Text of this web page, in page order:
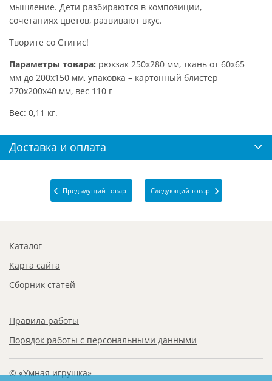
мышление. Дети разбираются в композиции,
сочетаниях цветов, развивают вкус.
Творите со Стигис!
Параметры товара: рюкзак 250х280 мм, ткань от 60х65
мм до 200х150 мм, упаковка – картонный блистер
270х200х40 мм, вес 110 г
Вес: 0,11 кг.
Доставка и оплата
Предыдущий товар Следующий товар
Каталог
Карта сайта
Сборник статей
Правила работы
Порядок работы с персональными данными
© «Умная игрушка»